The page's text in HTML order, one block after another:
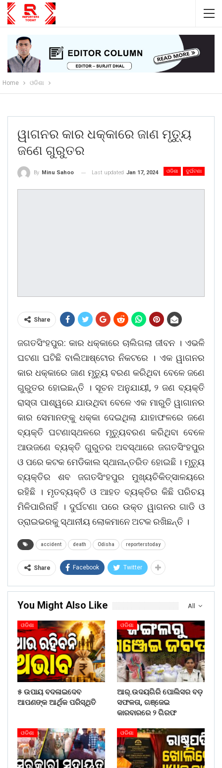
Home ଓଡିଶା
ୱାଗନର କାର ଧକ୍କାରେ ଜାଣ ମୃତ୍ୟୁ
ଜଣେ ଗୁରୁତର
ଓଡିଶା ଦୁର୍ଘଟଣା
By Minu Sahoo Last updated Jan 17, 2024
Share
ଜଗତସିଂହପୁର: କାର ଧକ୍କାରେ ଚାଲିଗଲା ଜୀବନ । ଏଭଳି
ଘଟଣା ଘଟିଛି ବାଲିଆଷ୍ଟୋର ନିକଟରେ । ଏକ ୱାଗନର
କାର ଧକ୍କାରେ ଜାଣ ମୃତ୍ୟୁ ବରଣ କରିଥିବା ବେଳେ ଜଣେ
ଗୁରୁତର ହୋଇଛନ୍ତି । ସୂଚନ ଅନୁଯାୟୀ, ୨ ଜଣ ବ୍ୟକ୍ତି
ରାସ୍ତା ପାଶ୍ୱରେ ଯାଉଥିବା ବେଳେ ଏକ ମାରୁତି ୱାଗାନର
କାର ସେମାନଙ୍କୁ ଧକ୍କା ଦେଇଥିଲା ଯାହାଫଳରେ ଜଣେ
ବ୍ୟକ୍ତି ଘଟଣାସ୍ଥଳରେ ମୃତ୍ୟୁବରଣ କରିଥିବା ବେଳେ
ଆଉଜଣେ ବ୍ୟକ୍ତି ଗୁରୁତର ଅବସ୍ଥାରେ ଜଗତସିଂହପୁର
ଓ ପରେ କଟକ ମେଡିକାଲ ସ୍ଥାନାନ୍ତରିତ ହୋଇଛି । ମୃତ୍ୟୁ
ବ୍ୟକ୍ତିର ଶବ ଜଗତସିଂହପୁର ମୁଖ୍ୟଚିକିତ୍ସାଳୟରେ
ରହିଛି । ମୃତବ୍ୟକ୍ତି ଓ ଆହତ ବ୍ୟକ୍ତିର କିଛି ପରିଚୟ
ମିଳିପାରିନାହିଁ । ଦୁର୍ଘଟଣା ପରେ ଉକ୍ତ ୱାଗନର ଗାଡି ଓ
ଡ୍ରାଇଭରକୁ ସ୍ଥାନୀୟ ଲୋକମାନେ ଅଟକ ରଖିଛନ୍ତି ।
accident death Odisha reporterstoday
Share Facebook Twitter
All
You Might Also Like
ଓଡିଶା
୫ ଉପାୟ ବଦଳାଇଦେବ
ଆପଣଙ୍କ ଆର୍ଥିକ ପରିସ୍ଥିତି
ଓଡିଶା
ଆର୍.ଉଦୟଗିରି ପୋଲିସର ବଡ଼
ସଫଳତା, ଗଞ୍ଜେଇ
କାରବାରରେ ୨ ଗିରଫ
ଓଡିଶା ଓଡିଶା